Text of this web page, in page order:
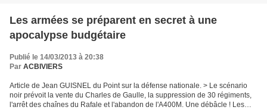
Les armées se préparent en secret à une
apocalypse budgétaire
Publié le 14/03/2013 à 20:38
Par ACBIVIERS
Article de Jean GUISNEL du Point sur la défense nationale. > Le scénario
noir prévoit la vente du Charles de Gaulle, la suppression de 30 régiments,
l'arrêt des chaînes du Rafale et l'abandon de l'A400M. Une débâcle ! Les